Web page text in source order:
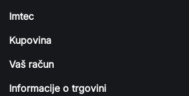
Imtec
Kupovina
Vaš račun
Informacije o trgovini